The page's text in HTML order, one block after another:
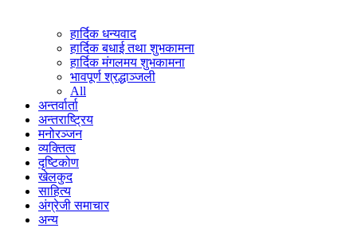
हार्दिक धन्यवाद
हार्दिक बधाई तथा शुभकामना
हार्दिक मंगलमय शुभकामना
भावपूर्ण श्रद्धाञ्जली
All
अन्तर्वार्ता
अन्तराष्ट्रिय
मनोरञ्जन
व्यक्तित्व
दृष्टिकोण
खेलकुद
साहित्य
अंग्रेजी समाचार
अन्य